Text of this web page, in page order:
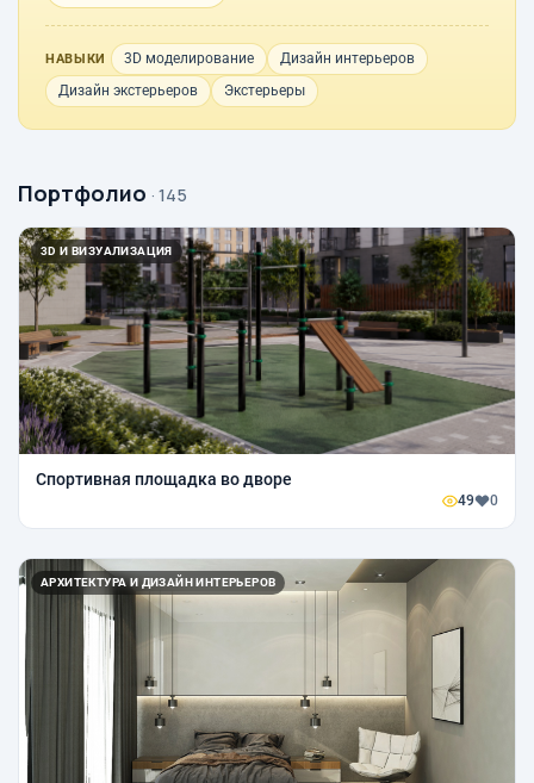
НАВЫКИ 3D моделирование
Дизайн интерьеров
Дизайн экстерьеров
Экстерьеры
Портфолио · 145
3D И ВИЗУАЛИЗАЦИЯ
Спортивная площадка во дворе
49 0
АРХИТЕКТУРА И ДИЗАЙН ИНТЕРЬЕРОВ